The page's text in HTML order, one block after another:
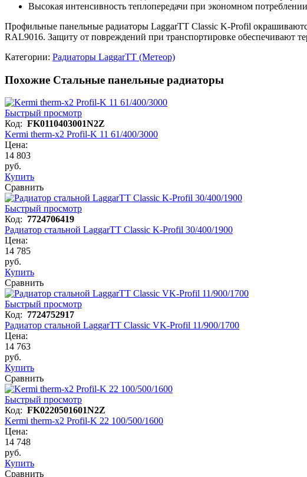
Высокая интенсивность теплопередачи при экономном
Профильные панельные радиаторы LaggarTT Classic K-Profil
RAL9016. Защиту от повреждений при транспортировке обеспечивают
Категории: Радиаторы LaggarTT (Метеор)
Похожие Стальные панельные радиаторы
Быстрый просмотр
Код: FK0110403001N2Z
Kermi therm-x2 Profil-K 11 61/400/3000
Цена:
14 803
руб.
Купить
Сравнить
Быстрый просмотр
Код: 7724706419
Радиатор стальной LaggarTT Classic K-Profil 30/400/1900
Цена:
14 785
руб.
Купить
Сравнить
Быстрый просмотр
Код: 7724752917
Радиатор стальной LaggarTT Classic VK-Profil 11/900/1700
Цена:
14 763
руб.
Купить
Сравнить
Быстрый просмотр
Код: FK0220501601N2Z
Kermi therm-x2 Profil-K 22 100/500/1600
Цена:
14 748
руб.
Купить
Сравнить